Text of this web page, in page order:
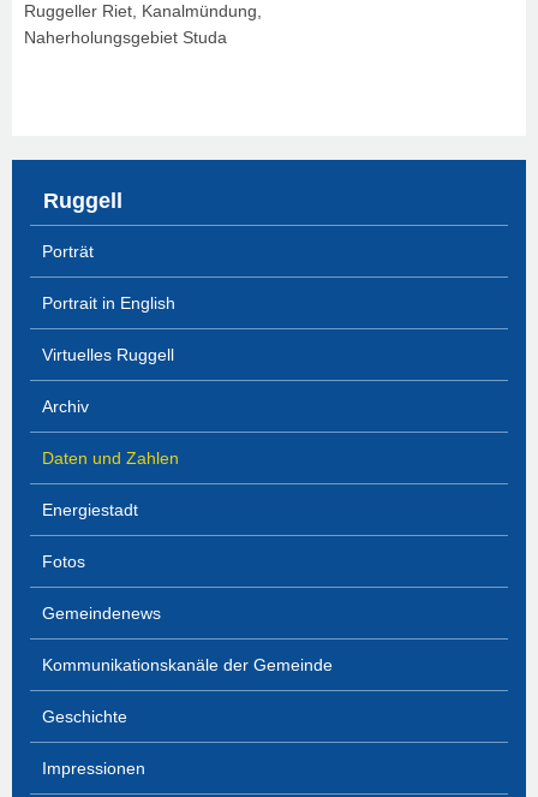
Ruggeller Riet, Kanalmündung,
Naherholungsgebiet Studa
Ruggell
Porträt
Portrait in English
Virtuelles Ruggell
Archiv
Daten und Zahlen
Energiestadt
Fotos
Gemeindenews
Kommunikationskanäle der Gemeinde
Geschichte
Impressionen